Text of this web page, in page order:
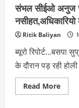
संभल सीईओ अनुज
Ritik Baliyan
ब्यूरो रिपोर्ट…बसपा
के दौरान पड़ रही
Read MoreRead
more